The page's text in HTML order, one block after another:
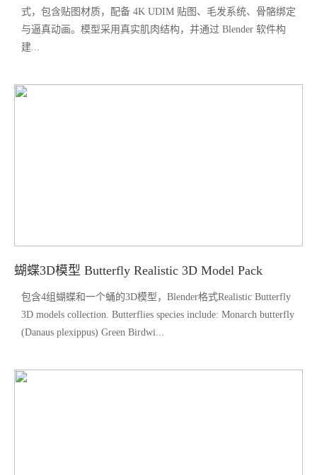
式，包含贴图材质，配备 4K UDIM 贴图、毛发系统、骨骼绑定
与逼真动画。模型采用真实肌肉结构，并通过 Blender 软件构
建...
蝴蝶3D模型 Butterfly Realistic 3D Model Pack
包含4组蝴蝶和一个蛹的3D模型，Blender格式Realistic Butterfly
3D models collection. Butterflies species include: Monarch butterfly
(Danaus plexippus) Green Birdwi...